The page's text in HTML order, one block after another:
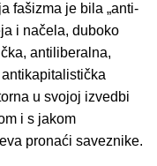
fašizma je bila „anti-
i načela, duboko
antiliberalna,
u svojoj izvedbi
i s jakom
pronaći saveznike.